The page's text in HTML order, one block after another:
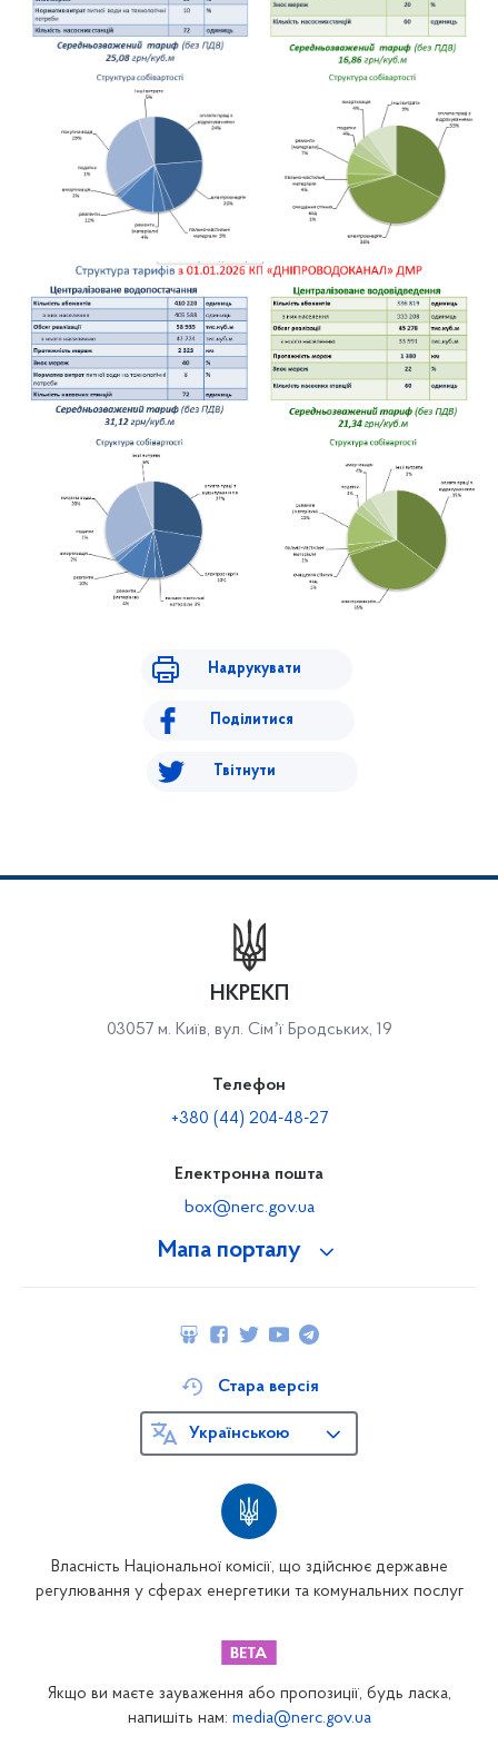
Надрукувати
Поділитися
Твітнути
Мапа порталу
НКРЕКП
03057 м. Київ, вул. Сімʼї Бродських, 19
Телефон
+380 (44) 204-48-27
Електронна пошта
box@nerc.gov.ua
Власність Національної комісії, що здійснює державне
регулювання у сферах енергетики та комунальних послуг
Стара версія
Українською
Якщо ви маєте зауваження або пропозиції, будь ласка,
напишіть нам: media@nerc.gov.ua